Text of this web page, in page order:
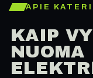
APIE
KAIP
NUOMA